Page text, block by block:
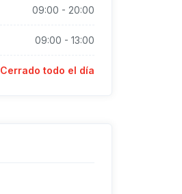
09:00 - 20:00
09:00 - 13:00
Cerrado todo el día